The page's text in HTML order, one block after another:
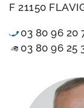
F 21150
03 80 96 20
03 80 96 25